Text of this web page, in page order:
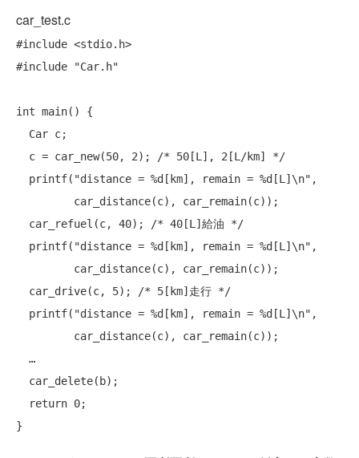
car_test.c
#include
#include
"Car.h"
int main() {
  c = car_new(50, 2);
/* 50[L], 2[L/km] */
  printf(
"distance = %d[km], remain = %d[L]\n" ,
  car_refuel(c, 40);
/* 40[L]給油 */
  printf(
"distance = %d[km], remain = %d[L]\n" ,
  car_drive(c, 5);
/* 5[km]走行 */
  printf(
"distance = %d[km], remain = %d[L]\n" ,
return 0;